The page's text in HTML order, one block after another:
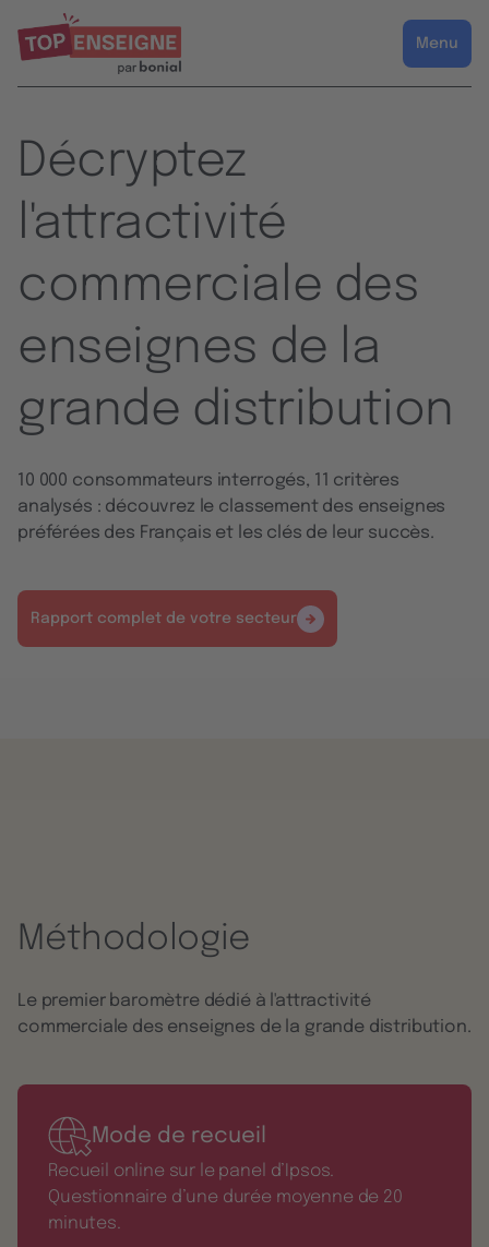
Menu
Décryptez
l'attractivité
commerciale des
enseignes de la
grande distribution
10 000 consommateurs interrogés, 11 critères
analysés : découvrez le classement des enseignes
préférées des Français et les clés de leur succès.
Rapport complet de votre secteur
Méthodologie
Le premier baromètre dédié à l'attractivité
commerciale des enseignes de la grande distribution.
Mode de recueil
Recueil online sur le panel d’Ipsos.
Questionnaire d’une durée moyenne de 20
minutes.